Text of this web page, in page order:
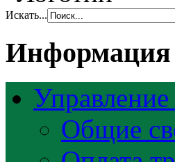
Искать...
Информация
Общие